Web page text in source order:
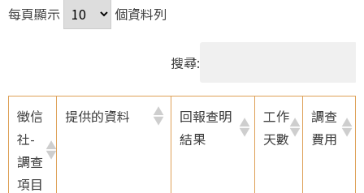
每頁顯示 個資料列
搜尋:
徵信
社-
調查
項目
提供的資料
回報查明
結果
工作
天數
調查
費用